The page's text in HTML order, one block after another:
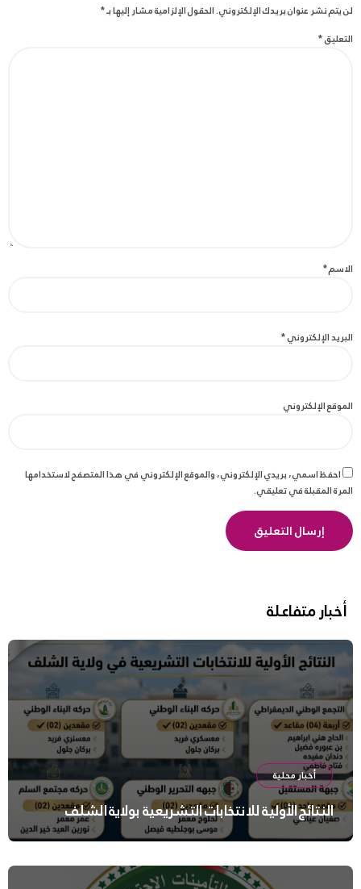
لن يتم نشر عنوان بريدك الإلكتروني.الحقول الإلزامية مشار إليها بـ*
التعليق*
الاسم*
البريد الإلكتروني*
الموقع الإلكتروني
احفظ اسمي، بريدي الإلكتروني، والموقع الإلكتروني في هذا المتصفح لاستخدامها
المرة المقبلة في تعليقي.
أخبار متفاعلة
أخبار محلية
النتائج الأولية للانتخابات التشريعية بولاية الشلف